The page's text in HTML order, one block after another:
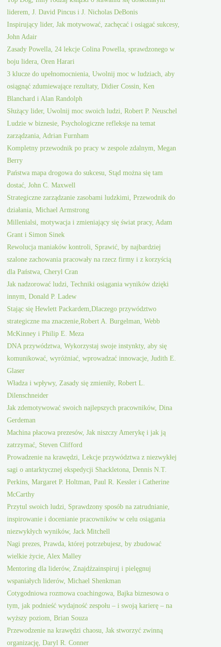
liderem, J. David Pincus i J. Nicholas DeBonis
Inspirujący lider, Jak motywować, zachęcać i osiągać sukcesy,
John Adair
Zasady Powella, 24 lekcje Colina Powella, sprawdzonego w
boju lidera, Oren Harari
3 klucze do upełnomocnienia, Uwolnij moc w ludziach, aby
osiągnąć zdumiewające rezultaty, Didier Cossin, Ken
Blanchard i Alan Randolph
Służący lider, Uwolnij moc swoich ludzi, Robert P. Neuschel
Ludzie w biznesie, Psychologiczne refleksje na temat
zarządzania, Adrian Furnham
Kompletny przewodnik po pracy w zespole zdalnym, Megan
Berry
Państwa mapa drogowa do sukcesu, Stąd można się tam
dostać, John C. Maxwell
Strategiczne zarządzanie zasobami ludzkimi, Przewodnik do
działania, Michael Armstrong
Millenialsi, motywacja i zmieniający się świat pracy, Adam
Grant i Simon Sinek
Rewolucja maniaków kontroli, Sprawić, by najbardziej
szalone zachowania pracowały na rzecz firmy i z korzyścią
dla Państwa, Cheryl Cran
Jak nadzorować ludzi, Techniki osiągania wyników dzięki
innym, Donald P. Ladew
Stając się Hewlett Packardem,Dlaczego przywództwo
strategiczne ma znaczenie,Robert A. Burgelman, Webb
McKinney i Philip E. Meza
DNA przywództwa, Wykorzystaj swoje instynkty, aby się
komunikować, wyróżniać, wprowadzać innowacje, Judith E.
Glaser
Władza i wpływy, Zasady się zmieniły, Robert L.
Dilenschneider
Jak zdemotywować swoich najlepszych pracowników, Dina
Gerdeman
Machina płacowa prezesów, Jak niszczy Amerykę i jak ją
zatrzymać, Steven Clifford
Prowadzenie na krawędzi, Lekcje przywództwa z niezwykłej
sagi o antarktycznej ekspedycji Shackletona, Dennis N.T.
Perkins, Margaret P. Holtman, Paul R. Kessler i Catherine
McCarthy
Przytul swoich ludzi, Sprawdzony sposób na zatrudnianie,
inspirowanie i docenianie pracowników w celu osiągania
niezwykłych wyników, Jack Mitchell
Nagi prezes, Prawda, której potrzebujesz, by zbudować
wielkie życie, Alex Malley
Mentoring dla liderów, Znajdźzainspiruj i pielęgnuj
wspaniałych liderów, Michael Shenkman
Cotygodniowa rozmowa coachingowa, Bajka biznesowa o
tym, jak podnieść wydajność zespołu – i swoją karierę – na
wyższy poziom, Brian Souza
Przewodzenie na krawędzi chaosu, Jak stworzyć zwinną
organizację, Daryl R. Conner